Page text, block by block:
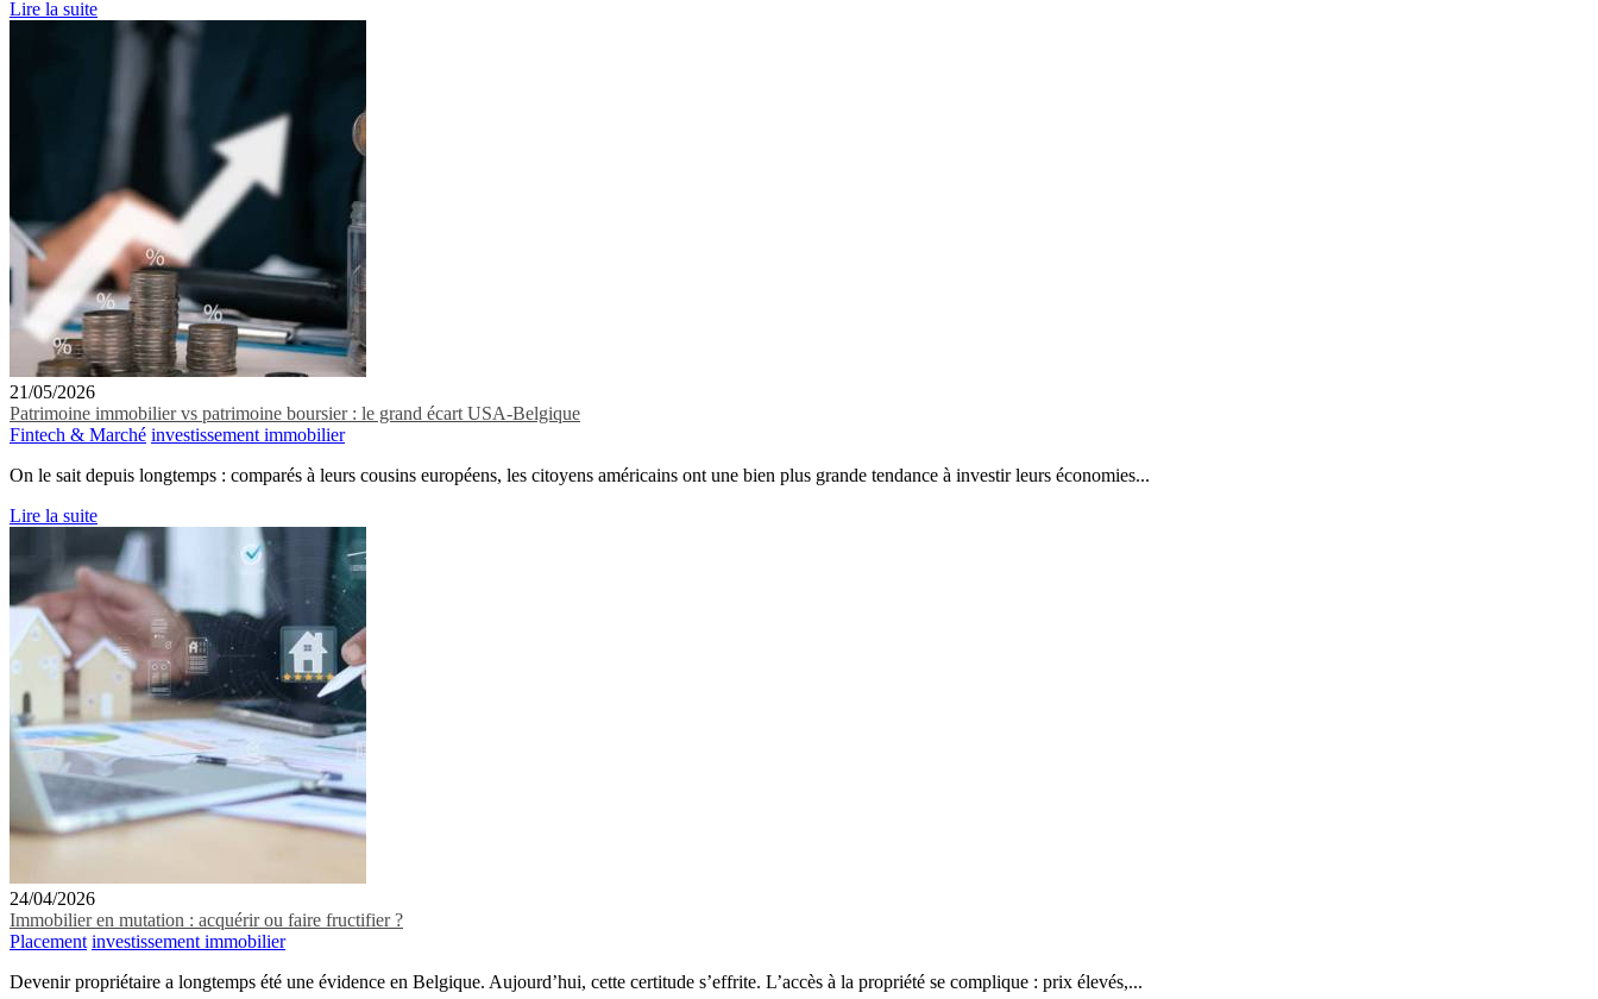
Lire la suite
21/05/2026
Patrimoine immobilier vs patrimoine boursier : le grand écart USA-Belgique
Fintech & Marché investissement immobilier
On le sait depuis longtemps : comparés à leurs cousins européens, les citoyens américains ont une bien plus grande tendance à investir leurs économies...
Lire la suite
24/04/2026
Immobilier en mutation : acquérir ou faire fructifier ?
Placement investissement immobilier
Devenir propriétaire a longtemps été une évidence en Belgique. Aujourd’hui, cette certitude s’effrite. L’accès à la propriété se complique : prix élevés,...